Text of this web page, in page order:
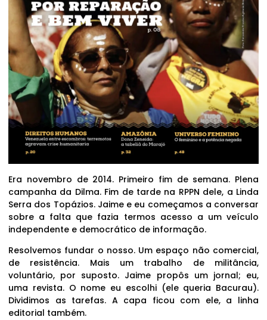
Era novembro de 2014. Primeiro fim de semana. Plena
campanha da Dilma. Fim de tarde na RPPN dele, a Linda
Serra dos Topázios. Jaime e eu começamos a conversar
sobre a falta que fazia termos acesso a um veículo
independente e democrático de informação.
Resolvemos fundar o nosso. Um espaço não comercial,
de resistência. Mais um trabalho de militância,
voluntário, por suposto. Jaime propôs um jornal; eu,
uma revista. O nome eu escolhi (ele queria Bacurau).
Dividimos as tarefas. A capa ficou com ele, a linha
editorial também.